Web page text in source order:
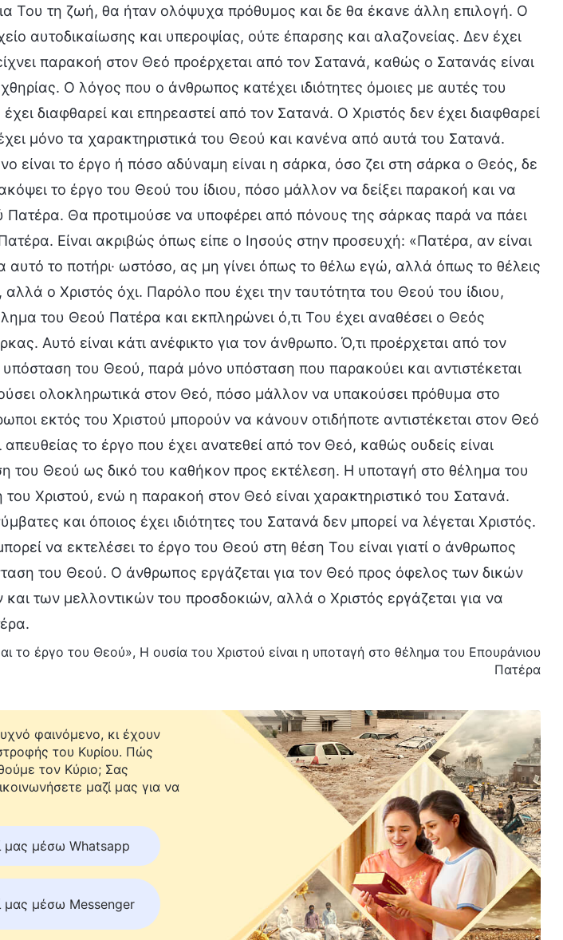
Του τη ζωή, θα ήταν ολόψυχα πρόθυμος και δε θα έκανε άλλη επιλογή. Ο
αυτοδικαίωσης και υπεροψίας, ούτε έπαρσης και αλαζονείας. Δεν έχει
παρακοή στον Θεό προέρχεται από τον Σατανά, καθώς ο Σατανάς είναι
Ο λόγος που ο άνθρωπος κατέχει ιδιότητες όμοιες με αυτές του
διαφθαρεί και επηρεαστεί από τον Σατανά. Ο Χριστός δεν έχει διαφθαρεί
μόνο τα χαρακτηριστικά του Θεού και κανένα από αυτά του Σατανά.
είναι το έργο ή πόσο αδύναμη είναι η σάρκα, όσο ζει στη σάρκα ο Θεός, δε
το έργο του Θεού του ίδιου, πόσο μάλλον να δείξει παρακοή και να
Πατέρα. Θα προτιμούσε να υποφέρει από πόνους της σάρκας παρά να πάει
Είναι ακριβώς όπως είπε ο Ιησούς στην προσευχή: «Πατέρα, αν είναι
αυτό το ποτήρι· ωστόσο, ας μη γίνει όπως το θέλω εγώ, αλλά όπως το θέλεις
ο Χριστός όχι. Παρόλο που έχει την ταυτότητα του Θεού του ίδιου,
του Θεού Πατέρα και εκπληρώνει ό,τι Του έχει αναθέσει ο Θεός
Αυτό είναι κάτι ανέφικτο για τον άνθρωπο. Ό,τι προέρχεται από τον
υπόσταση του Θεού, παρά μόνο υπόσταση που παρακούει και αντιστέκεται
ολοκληρωτικά στον Θεό, πόσο μάλλον να υπακούσει πρόθυμα στο
εκτός του Χριστού μπορούν να κάνουν οτιδήποτε αντιστέκεται στον Θεό
το έργο που έχει ανατεθεί από τον Θεό, καθώς ουδείς είναι
του Θεού ως δικό του καθήκον προς εκτέλεση. Η υποταγή στο θέλημα του
Χριστού, ενώ η παρακοή στον Θεό είναι χαρακτηριστικό του Σατανά.
και όποιος έχει ιδιότητες του Σατανά δεν μπορεί να λέγεται Χριστός.
να εκτελέσει το έργο του Θεού στη θέση Του είναι γιατί ο άνθρωπος
του Θεού. Ο άνθρωπος εργάζεται για τον Θεό προς όφελος των δικών
των μελλοντικών του προσδοκιών, αλλά ο Χριστός εργάζεται για να
το έργο του Θεού», Η ουσία του Χριστού είναι η υποταγή στο θέλημα του Επουράνιου
Πατέρα
φαινόμενο, κι έχουν
του Κυρίου. Πώς
τον Κύριο; Σας
μαζί μας για να
μας μέσω Whatsapp
μας μέσω Messenger